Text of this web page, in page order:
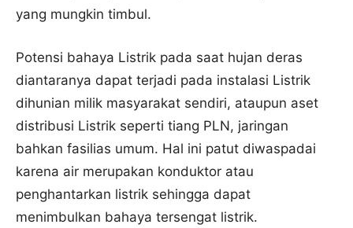
yang mungkin timbul.
Potensi bahaya Listrik pada saat hujan deras
diantaranya dapat terjadi pada instalasi Listrik
dihunian milik masyarakat sendiri, ataupun aset
distribusi Listrik seperti tiang PLN, jaringan
bahkan fasilias umum. Hal ini patut diwaspadai
karena air merupakan konduktor atau
penghantarkan listrik sehingga dapat
menimbulkan bahaya tersengat listrik.